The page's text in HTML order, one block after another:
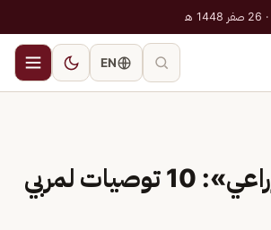
EN
«الإرشاد الزراعي»: 10 توصيات لمربي